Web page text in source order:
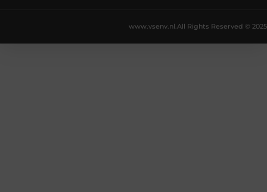
All Rights Reserved © 2025
www.vsenv.nl.